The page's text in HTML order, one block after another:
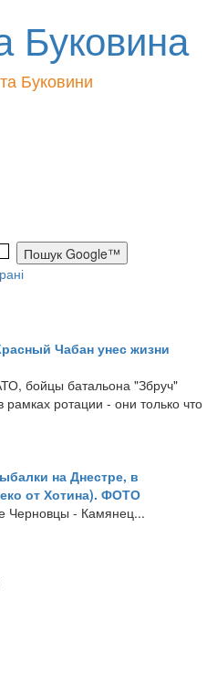
Буковина
Буковини
Чабан унес жизни
бойцы батальона "Збруч"
ротации - они только что
на Днестре, в
от Хотина). ФОТО
Черновцы - Камянец...